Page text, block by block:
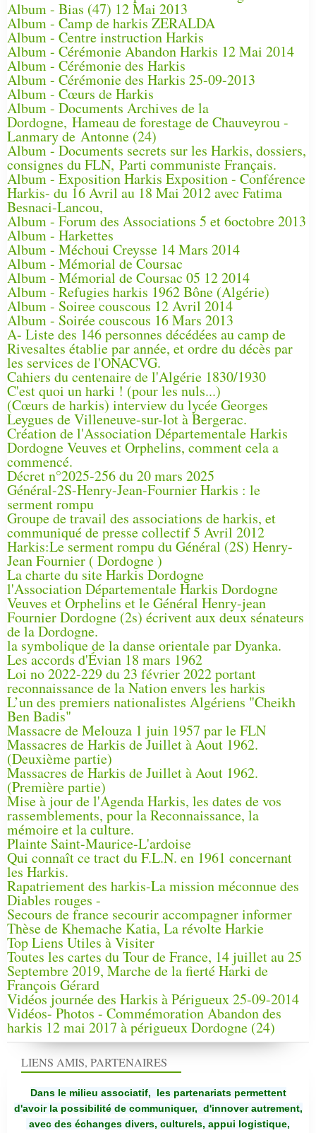
Album - Bias (47) 12 Mai 2013
Album - Camp de harkis ZERALDA
Album - Centre instruction Harkis
Album - Cérémonie Abandon Harkis 12 Mai 2014
Album - Cérémonie des Harkis
Album - Cérémonie des Harkis 25-09-2013
Album - Cœurs de Harkis
Album - Documents Archives de la
Dordogne, Hameau de forestage de Chauveyrou -
Lanmary de Antonne (24)
Album - Documents secrets sur les Harkis, dossiers,
consignes du FLN, Parti communiste Français.
Album - Exposition Harkis Exposition - Conférence
Harkis- du 16 Avril au 18 Mai 2012 avec Fatima
Besnaci-Lancou,
Album - Forum des Associations 5 et 6octobre 2013
Album - Harkettes
Album - Méchoui Creysse 14 Mars 2014
Album - Mémorial de Coursac
Album - Mémorial de Coursac 05 12 2014
Album - Refugies harkis 1962 Bône (Algérie)
Album - Soiree couscous 12 Avril 2014
Album - Soirée couscous 16 Mars 2013
A- Liste des 146 personnes décédées au camp de
Rivesaltes établie par année, et ordre du décès par
les services de l'ONACVG.
Cahiers du centenaire de l'Algérie 1830/1930
C'est quoi un harki ! (pour les nuls...)
(Cœurs de harkis) interview du lycée Georges
Leygues de Villeneuve-sur-lot à Bergerac.
Création de l'Association Départementale Harkis
Dordogne Veuves et Orphelins, comment cela a
commencé.
Décret n°2025-256 du 20 mars 2025
Général-2S-Henry-Jean-Fournier Harkis : le
serment rompu
Groupe de travail des associations de harkis, et
communiqué de presse collectif 5 Avril 2012
Harkis:Le serment rompu du Général (2S) Henry-
Jean Fournier ( Dordogne )
La charte du site Harkis Dordogne
l'Association Départementale Harkis Dordogne
Veuves et Orphelins et le Général Henry-jean
Fournier Dordogne (2s) écrivent aux deux sénateurs
de la Dordogne.
la symbolique de la danse orientale par Dyanka.
Les accords d'Évian 18 mars 1962
Loi no 2022-229 du 23 février 2022 portant
reconnaissance de la Nation envers les harkis
L’un des premiers nationalistes Algériens "Cheikh
Ben Badis"
Massacre de Melouza 1 juin 1957 par le FLN
Massacres de Harkis de Juillet à Aout 1962.
(Deuxième partie)
Massacres de Harkis de Juillet à Aout 1962.
(Première partie)
Mise à jour de l'Agenda Harkis, les dates de vos
rassemblements, pour la Reconnaissance, la
mémoire et la culture.
Plainte Saint-Maurice-L'ardoise
Qui connaît ce tract du F.L.N. en 1961 concernant
les Harkis.
Rapatriement des harkis-La mission méconnue des
Diables rouges -
Secours de france secourir accompagner informer
Thèse de Khemache Katia, La révolte Harkie
Top Liens Utiles à Visiter
Toutes les cartes du Tour de France, 14 juillet au 25
Septembre 2019, Marche de la fierté Harki de
François Gérard
Vidéos journée des Harkis à Périgueux 25-09-2014
Vidéos- Photos - Commémoration Abandon des
harkis 12 mai 2017 à périgueux Dordogne (24)
LIENS AMIS, PARTENAIRES
Dans le milieu associatif, les partenariats permettent
d'avoir la possibilité de communiquer, d'innover autrement,
avec des échanges divers, culturels, appui logistique,